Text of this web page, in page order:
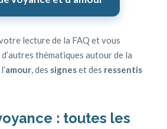
lecture de la FAQ et vous
thématiques autour de la
amour, des signeset des ressentis
: toutes les